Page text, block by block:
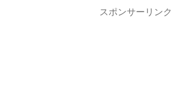
スポンサーリンク